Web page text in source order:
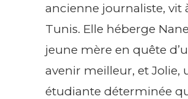
ancienne journaliste, vit
Tunis. Elle héberge
jeune mère en quête
avenir meilleur, et Jolie,
étudiante déterminée